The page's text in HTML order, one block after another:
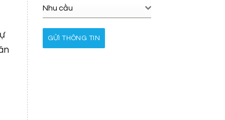
Nhu cầu
GỬI THÔNG TIN